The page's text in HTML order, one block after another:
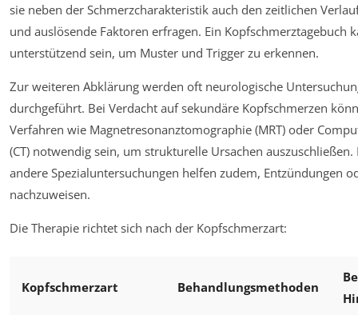
sie neben der Schmerzcharakteristik auch den zeitlichen
und auslösende Faktoren erfragen. Ein Kopfschmerztagebuch
unterstützend sein, um Muster und Trigger zu erkennen.
Zur weiteren Abklärung werden oft neurologische
durchgeführt. Bei Verdacht auf sekundäre Kopfschmerzen
Verfahren wie Magnetresonanztomographie (MRT) oder
(CT) notwendig sein, um strukturelle Ursachen
andere Spezialuntersuchungen helfen zudem, Entzündungen
nachzuweisen.
Die Therapie richtet sich nach der Kopfschmerzart:
Kopfschmerzart Behandlungsmethoden